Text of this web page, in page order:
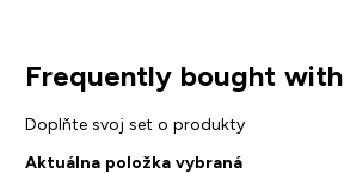
Frequently bought with
Doplňte svoj set o produkty
Aktuálna položka vybraná